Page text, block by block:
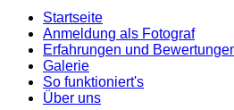
Startseite
Anmeldung als Fotograf
Erfahrungen und
Galerie
So funktioniert's
Über uns